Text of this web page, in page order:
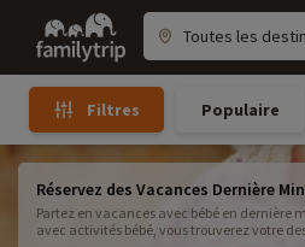
Family
trip
Filtres Populaire
Réservez des Vacances Dernière
Partez en vacances avec bébé en
avec activités bébé, vous